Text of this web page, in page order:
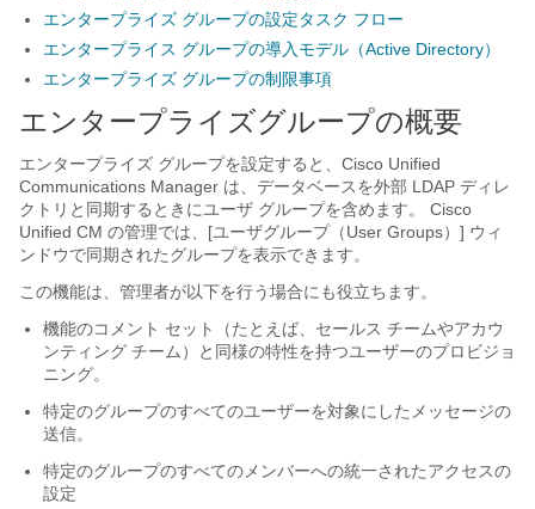
エンタープライズ グループの設定タスク フロー
エンタープライス グループの導入モデル（Active Directory）
エンタープライズ グループの制限事項
エンタープライズグループの概要
エンタープライズ グループを設定すると、Cisco Unified
Communications Manager は、データベースを外部 LDAP ディレ
クトリと同期するときにユーザ グループを含めます。 Cisco
Unified CM の管理では、[ユーザグループ（User Groups）] ウィ
ンドウで同期されたグループを表示できます。
この機能は、管理者が以下を行う場合にも役立ちます。
機能のコメント セット（たとえば、セールス チームやアカウ
ンティング チーム）と同様の特性を持つユーザーのプロビジョ
ニング。
特定のグループのすべてのユーザーを対象にしたメッセージの
送信。
特定のグループのすべてのメンバーへの統一されたアクセスの
設定